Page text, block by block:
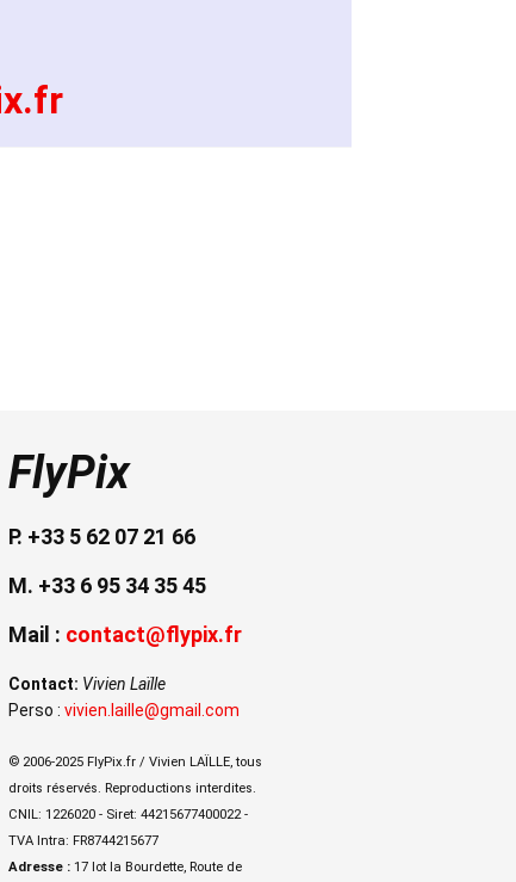
FlyPix
P. +33 5 62 07 21 66
M. +33 6 95 34 35 45
Mail : contact@flypix.fr
Contact: Vivien Laïlle
Perso : vivien.laille@gmail.com
© 2006-2025 FlyPix.fr / Vivien LAÏLLE, tous
droits réservés. Reproductions interdites.
CNIL: 1226020 - Siret: 44215677400022 -
TVA Intra: FR8744215677
Adresse : 17 lot la Bourdette, Route de